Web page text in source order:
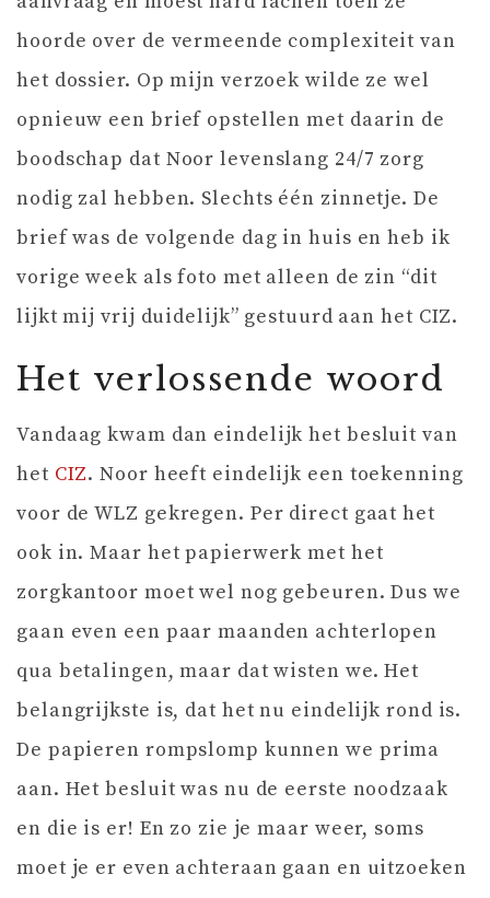
hoorde over de vermeende complexiteit van
het dossier. Op mijn verzoek wilde ze wel
opnieuw een brief opstellen met daarin de
boodschap dat Noor levenslang 24/7 zorg
nodig zal hebben. Slechts één zinnetje. De
brief was de volgende dag in huis en heb ik
vorige week als foto met alleen de zin “dit
lijkt mij vrij duidelijk” gestuurd aan het CIZ.
Het verlossende woord
Vandaag kwam dan eindelijk het besluit van
het CIZ. Noor heeft eindelijk een toekenning
voor de WLZ gekregen. Per direct gaat het
ook in. Maar het papierwerk met het
zorgkantoor moet wel nog gebeuren. Dus we
gaan even een paar maanden achterlopen
qua betalingen, maar dat wisten we. Het
belangrijkste is, dat het nu eindelijk rond is.
De papieren rompslomp kunnen we prima
aan. Het besluit was nu de eerste noodzaak
en die is er! En zo zie je maar weer, soms
moet je er even achteraan gaan en uitzoeken